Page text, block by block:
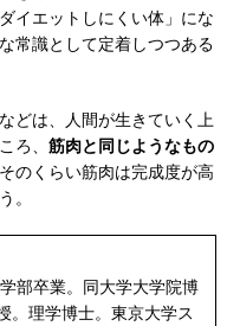
イエットしにくい体」にな
常識として定着しつつある
どは、人間が生きていく上
ろ、 筋肉と同じようなもの
そのくらい筋肉は完成度が高
。
部卒業。同大学大学院博
。理学博士。東京大学ス